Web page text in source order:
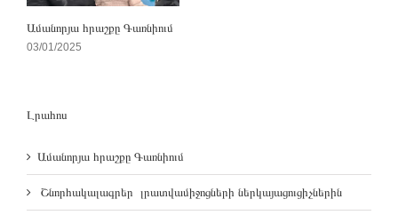
Ամանորյա հրաշքը Գառնիում
03/01/2025
Լրահոս
Ամանորյա հրաշքը Գառնիում
Շնորհակալագրեր լրատվամիջոցների ներկայացուցիչներին